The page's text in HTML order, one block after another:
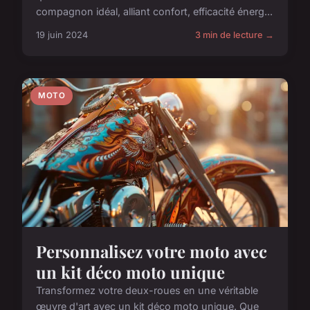
compagnon idéal, alliant confort, efficacité énerg...
19 juin 2024 3 min de lecture →
MOTO
Personnalisez votre moto avec
un kit déco moto unique
Transformez votre deux-roues en une véritable
œuvre d'art avec un kit déco moto unique. Que